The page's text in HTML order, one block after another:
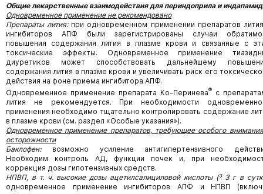
Общие лекарственные взаимодействия для периндоприла и
Одновременное применение не рекомендовано
Препараты лития: при одновременном применении препаратов
ингибиторов АПФ были зарегистрированы случаи
повышения содержания лития в плазме крови и связанные с
токсические эффекты. Одновременное применение
диуретиков может способствовать дальнейшему
содержания лития в плазме крови и увеличивать риск его
действия на фоне приема ингибитора АПФ.
Одновременное применение препарата Ко-Перинева® с
лития не рекомендуется. При необходимости
применения необходимо тщательно контролировать содержание
в плазме крови (см. раздел «Особые указания»).
Одновременное применение препаратов, требующее особого
осторожности
Баклофен:возможно усиление антигипертензивного
Необходим контроль АД, функции почек и, при
коррекция дозы гипотензивных средств.
НПВП, в т. ч. высокие дозы ацетилсалициловой кислоты (³ 3 г в
одновременное применение ингибиторов АПФ и НПВП